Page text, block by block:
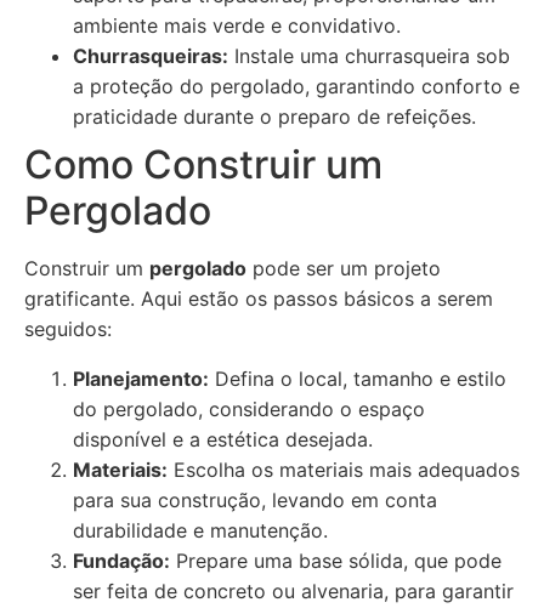
ambiente mais verde e convidativo.
Churrasqueiras: Instale uma churrasqueira sob
a proteção do pergolado, garantindo conforto e
praticidade durante o preparo de refeições.
Como Construir um
Pergolado
Construir um pergolado pode ser um projeto
gratificante. Aqui estão os passos básicos a serem
seguidos:
Planejamento: Defina o local, tamanho e estilo
do pergolado, considerando o espaço
disponível e a estética desejada.
Materiais: Escolha os materiais mais adequados
para sua construção, levando em conta
durabilidade e manutenção.
Fundação: Prepare uma base sólida, que pode
ser feita de concreto ou alvenaria, para garantir